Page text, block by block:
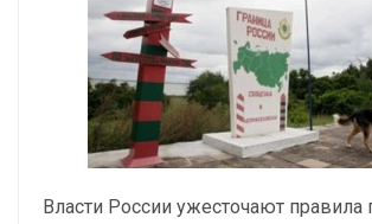
Власти России ужесточают правила